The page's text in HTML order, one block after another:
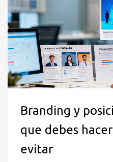
Branding y
que debes
evitar